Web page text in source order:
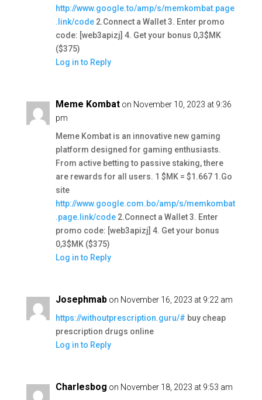
http://www.google.to/amp/s/memkombat.page
.link/code2.Connect a Wallet 3. Enter promo
code: [web3apizj] 4. Get your bonus 0,3$MK
($375)
Log in to Reply
Meme Kombat on November 10, 2023 at 9:36
pm
Meme Kombat is an innovative new gaming
platform designed for gaming enthusiasts.
From active betting to passive staking, there
are rewards for all users. 1 $MK = $1.667 1.Go
site
http://www.google.com.bo/amp/s/memkombat
.page.link/code2.Connect a Wallet 3. Enter
promo code: [web3apizj] 4. Get your bonus
0,3$MK ($375)
Log in to Reply
Josephmab on November 16, 2023 at 9:22 am
https://withoutprescription.guru/# buy cheap
prescription drugs online
Log in to Reply
Charlesbog on November 18, 2023 at 9:53 am